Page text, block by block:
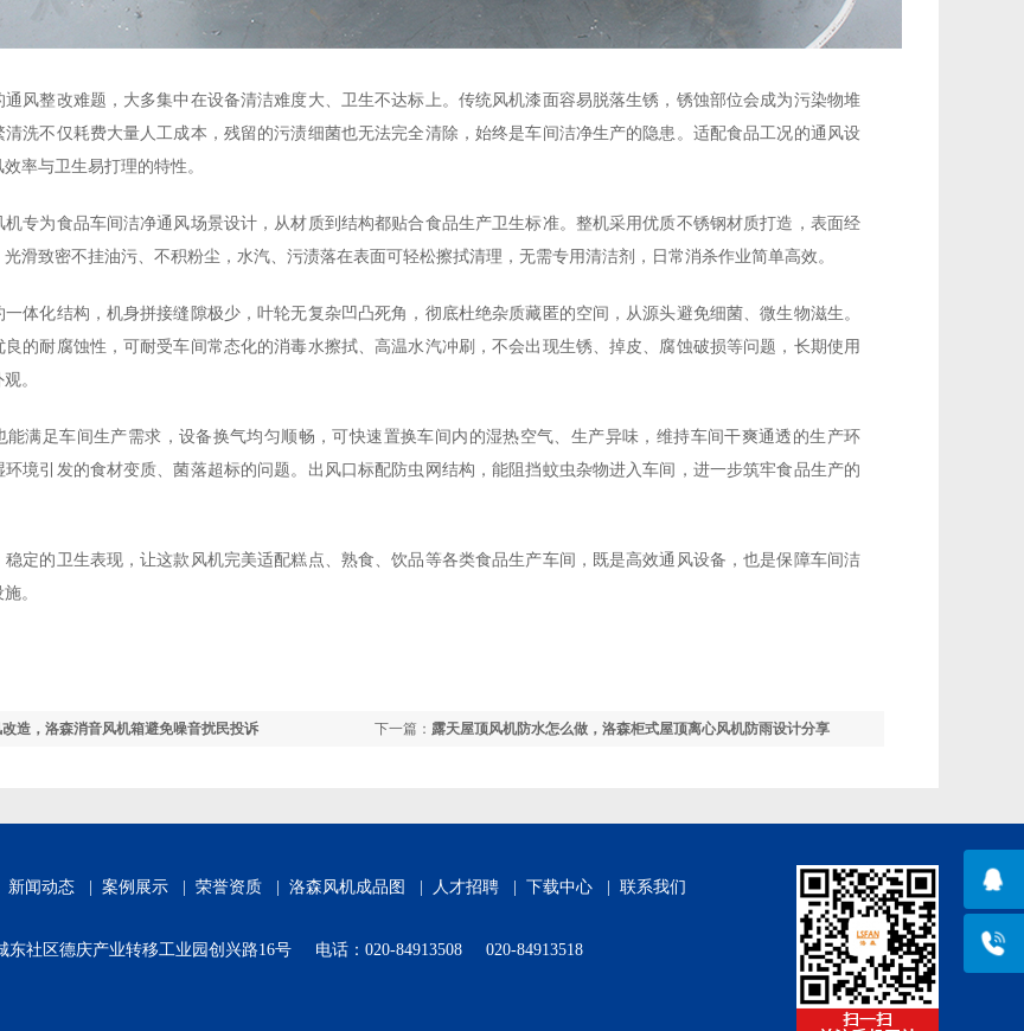
通风整改难题，大多集中在设备清洁难度大、卫生不达标上。传统风机漆面容易脱落生锈，锈蚀部位会成为污染物堆
清洗不仅耗费大量人工成本，残留的污渍细菌也无法完全清除，始终是车间洁净生产的隐患。适配食品工况的通风设
率与卫生易打理的特性。
机专为食品车间洁净通风场景设计，从材质到结构都贴合食品生产卫生标准。整机采用优质不锈钢材质打造，表面经
滑致密不挂油污、不积粉尘，水汽、污渍落在表面可轻松擦拭清理，无需专用清洁剂，日常消杀作业简单高效。
体化结构，机身拼接缝隙极少，叶轮无复杂凹凸死角，彻底杜绝杂质藏匿的空间，从源头避免细菌、微生物滋生。
的耐腐蚀性，可耐受车间常态化的消毒水擦拭、高温水汽冲刷，不会出现生锈、掉皮、腐蚀破损等问题，长期使用
。
能满足车间生产需求，设备换气均匀顺畅，可快速置换车间内的湿热空气、生产异味，维持车间干爽通透的生产环
环境引发的食材变质、菌落超标的问题。出风口标配防虫网结构，能阻挡蚊虫杂物进入车间，进一步筑牢食品生产的
稳定的卫生表现，让这款风机完美适配糕点、熟食、饮品等各类食品生产车间，既是高效通风设备，也是保障车间洁
。
下一篇： 露天屋顶风机防水怎么做，洛森柜式屋顶离心风机防雨设计分享
造，洛森消音风机箱避免噪音扰民投诉
新闻动态 案例展示 荣誉资质 洛森风机成品图 人才招聘 下载中心 联系我们
东社区德庆产业转移工业园创兴路16号 电话：020-84913508 020-84913518